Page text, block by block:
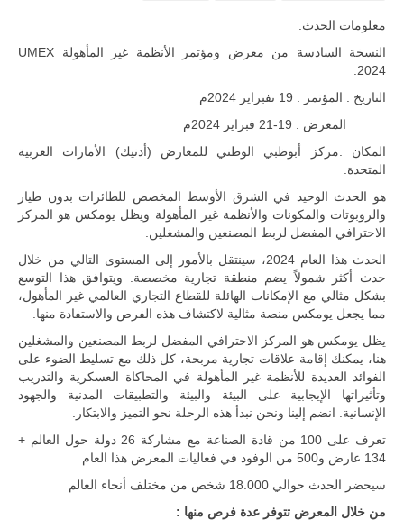
العصابات في
مالي.
طائرة أوريون
بدون طيار فوق
لحملة مكافحة
التمرد في
منطقة الساحل،
فإن الجمع بين
قدرة طائرة
أوريون على
التحليق…
للمزيد
معلومات الحدث.
النسخة السادسة من معرض ومؤتمر الأنظمة غير المأهولة UMEX
2024.
التاريخ : المؤتمر : 19 ىفبراير 2024م
المعرض : 19-21 فبراير 2024م
المكان :مركز أبوظبي الوطني للمعارض (أدنيك) الأمارات العربية
المتحدة.
هو الحدث الوحيد في الشرق الأوسط المخصص للطائرات بدون طيار
والروبوتات والمكونات والأنظمة غير المأهولة ويظل يومكس هو المركز
الاحترافي المفضل لربط المصنعين والمشغلين.
الحدث هذا العام 2024، سينتقل بالأمور إلى المستوى التالي من خلال
حدث أكثر شمولاً يضم منطقة تجارية مخصصة. ويتوافق هذا التوسع
بشكل مثالي مع الإمكانات الهائلة للقطاع التجاري العالمي غير المأهول،
مما يجعل يومكس منصة مثالية لاكتشاف هذه الفرص والاستفادة منها.
يظل يومكس هو المركز الاحترافي المفضل لربط المصنعين والمشغلين
هنا، يمكنك إقامة علاقات تجارية مربحة، كل ذلك مع تسليط الضوء على
الفوائد العديدة للأنظمة غير المأهولة في المحاكاة العسكرية والتدريب
وتأثيراتها الإيجابية على البيئة والبيئة والتطبيقات المدنية والجهود
الإنسانية. انضم إلينا ونحن نبدأ هذه الرحلة نحو التميز والابتكار.
تعرف على 100 من قادة الصناعة مع مشاركة 26 دولة حول العالم +
134 عارض و500 من الوفود في فعاليات المعرض هذا العام
سيحضر الحدث حوالي 18.000 شخص من مختلف أنحاء العالم
من خلال المعرض تتوفر عدة فرص منها :